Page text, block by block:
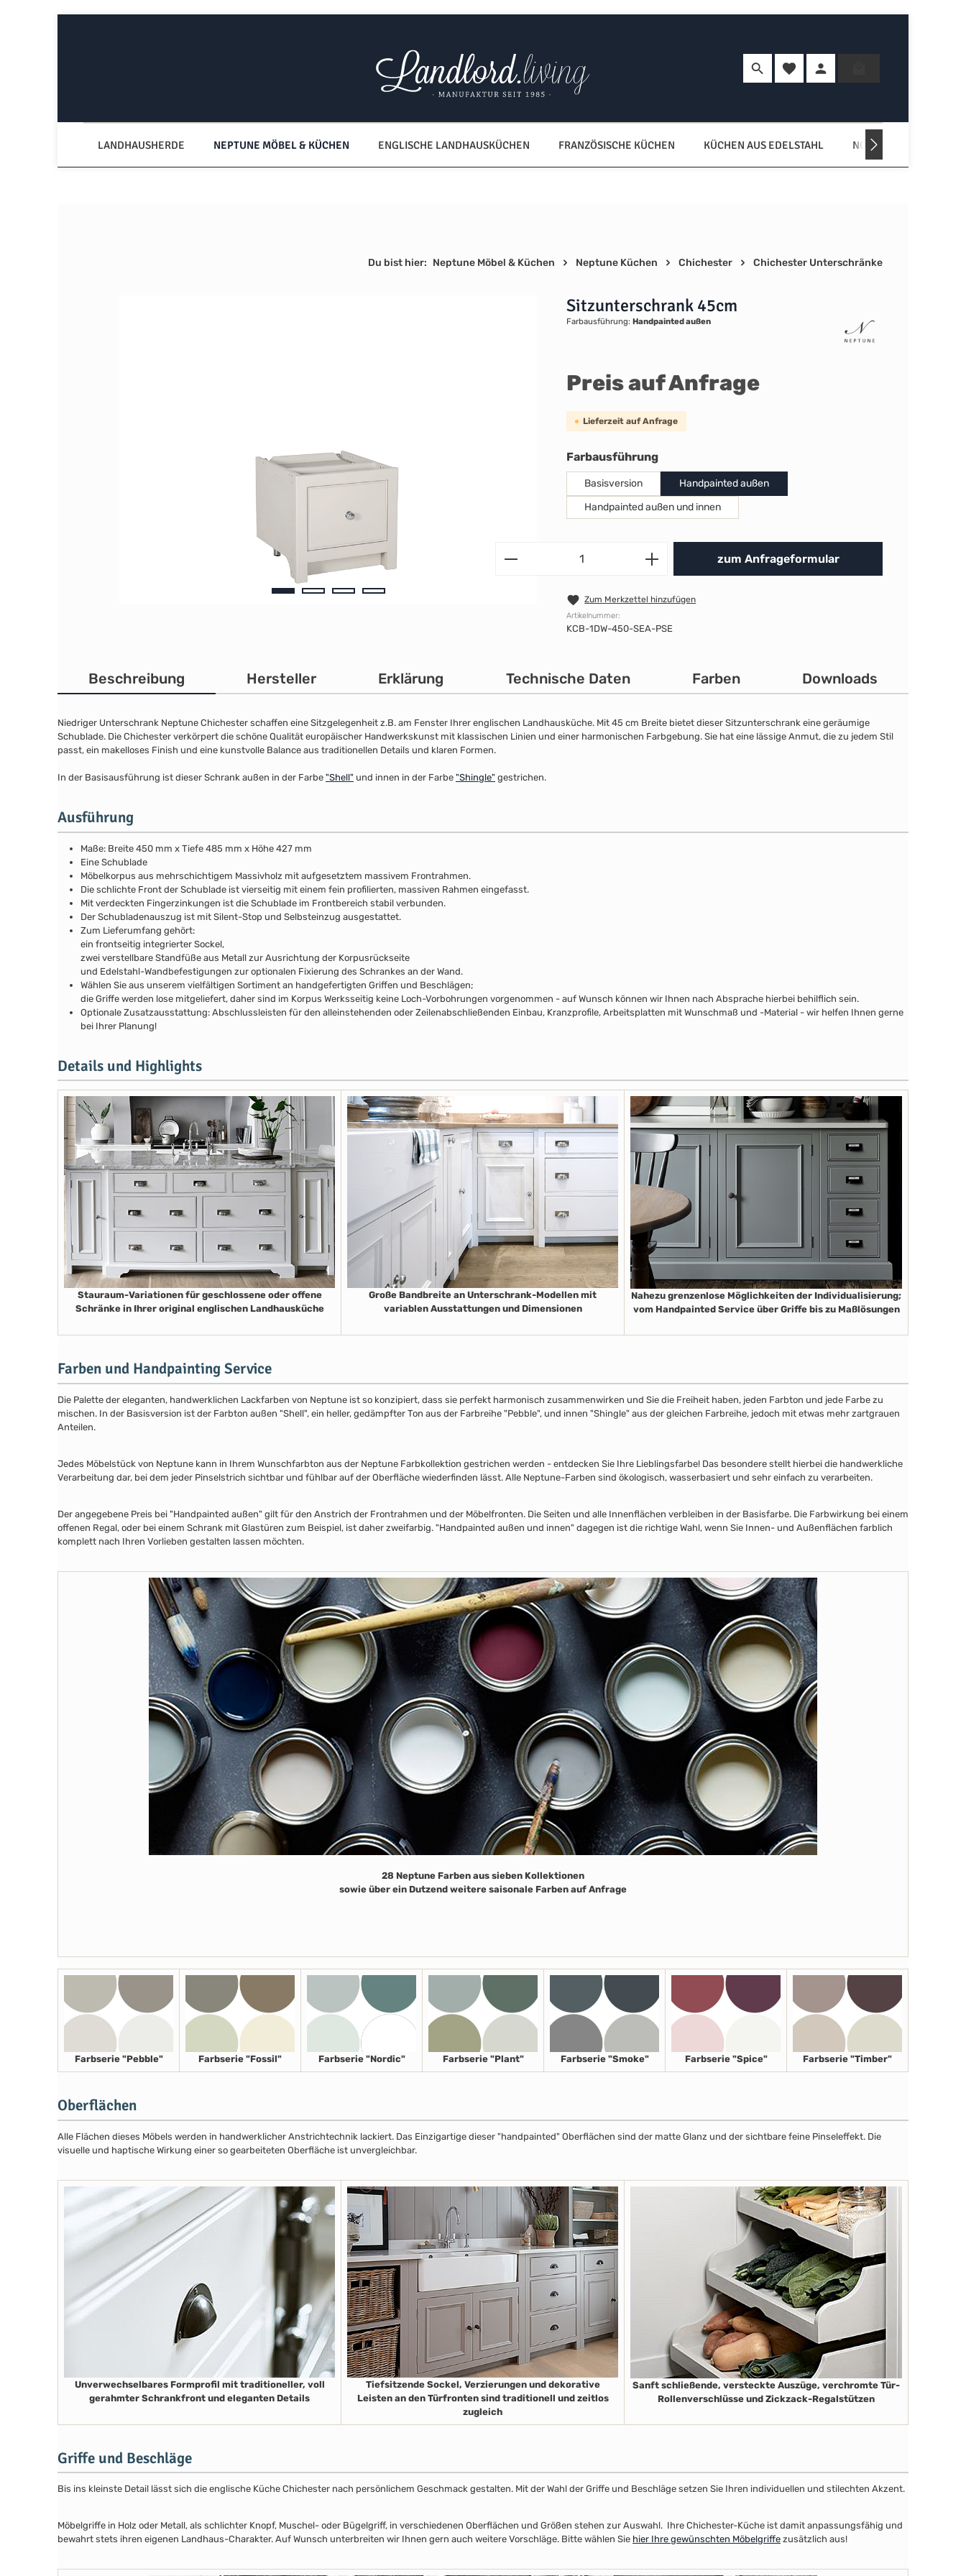
Du hast 0 Produkte auf dem Merkzettel
LANDHAUSHERDE NEPTUNE MÖBEL & KÜCHEN ENGLISCHE LANDHAUSKÜCHEN FRANZÖSISCHE KÜCHEN KÜCHEN AUS EDELSTAHL NORDISCHE KÜCHEN
Du bist hier: Neptune Möbel & Küchen Neptune Küchen Chichester Chichester Unterschränke
Sitzunterschrank 45cm
Farbausführung: Handpainted außen
Preis auf Anfrage
Lieferzeit auf Anfrage
Farbausführungauswählen
Basisversion
Handpainted außen
Handpainted außen und innen
Produkt Anzahl: Gib den
zum Anfrageformular
Zum Merkzettel hinzufügen
Artikelnummer:
KCB-1DW-450-SEA-PSE
Beschreibung Hersteller Erklärung Technische Daten Farben Downloads
Niedriger Unterschrank Neptune Chichester schaffen eine Sitzgelegenheit z.B. am Fenster Ihrer englischen Landhausküche. Mit 45 cm Breite bietet dieser Sitzunterschrank eine geräumige
Schublade. Die Chichester verkörpert die schöne Qualität europäischer Handwerkskunst mit klassischen Linien und einer harmonischen Farbgebung. Sie hat eine lässige Anmut, die zu jedem Stil
passt, ein makelloses Finish und eine kunstvolle Balance aus traditionellen Details und klaren Formen.
In der Basisausführung ist dieser Schrank außen in der Farbe "Shell" und innen in der Farbe "Shingle" gestrichen.
Ausführung
Maße: Breite 450 mm x Tiefe 485 mm x Höhe 427 mm
Eine Schublade
Möbelkorpus aus mehrschichtigem Massivholz mit aufgesetztem massivem Frontrahmen.
Die schlichte Front der Schublade ist vierseitig mit einem fein profilierten, massiven Rahmen eingefasst.
Mit verdeckten Fingerzinkungen ist die Schublade im Frontbereich stabil verbunden.
Der Schubladenauszug ist mit Silent-Stop und Selbsteinzug ausgestattet.
Zum Lieferumfang gehört:
ein frontseitig integrierter Sockel,
zwei verstellbare Standfüße aus Metall zur Ausrichtung der Korpusrückseite
und Edelstahl-Wandbefestigungen zur optionalen Fixierung des Schrankes an der Wand.
Wählen Sie aus unserem vielfältigen Sortiment an handgefertigten Griffen und Beschlägen;
die Griffe werden lose mitgeliefert, daher sind im Korpus Werksseitig keine Loch-Vorbohrungen vorgenommen - auf Wunsch können wir Ihnen nach Absprache hierbei behilflich sein.
Optionale Zusatzausstattung: Abschlussleisten für den alleinstehenden oder Zeilenabschließenden Einbau, Kranzprofile, Arbeitsplatten mit Wunschmaß und -Material - wir helfen Ihnen gerne
bei Ihrer Planung!
Details und Highlights
Stauraum-Variationen für geschlossene oder offene
Schränke in Ihrer original englischen Landhausküche
Große Bandbreite an Unterschrank-Modellen mit
variablen Ausstattungen und Dimensionen
Nahezu grenzenlose Möglichkeiten der Individualisierung;
vom Handpainted Service über Griffe bis zu Maßlösungen
Farben und Handpainting Service
Die Palette der eleganten, handwerklichen Lackfarben von Neptune ist so konzipiert, dass sie perfekt harmonisch zusammenwirken und Sie die Freiheit haben, jeden Farbton und jede Farbe zu
mischen. In der Basisversion ist der Farbton außen "Shell", ein heller, gedämpfter Ton aus der Farbreihe "Pebble", und innen "Shingle" aus der gleichen Farbreihe, jedoch mit etwas mehr zartgrauen
Anteilen.
Jedes Möbelstück von Neptune kann in Ihrem Wunschfarbton aus der Neptune Farbkollektion gestrichen werden - entdecken Sie Ihre Lieblingsfarbe! Das besondere stellt hierbei die handwerkliche
Verarbeitung dar, bei dem jeder Pinselstrich sichtbar und fühlbar auf der Oberfläche wiederfinden lässt. Alle Neptune-Farben sind ökologisch, wasserbasiert und sehr einfach zu verarbeiten.
Der angegebene Preis bei "Handpainted außen" gilt für den Anstrich der Frontrahmen und der Möbelfronten. Die Seiten und alle Innenflächen verbleiben in der Basisfarbe. Die Farbwirkung bei einem
offenen Regal, oder bei einem Schrank mit Glastüren zum Beispiel, ist daher zweifarbig. "Handpainted außen und innen" dagegen ist die richtige Wahl, wenn Sie Innen- und Außenflächen farblich
komplett nach Ihren Vorlieben gestalten lassen möchten.
28 Neptune Farben aus sieben Kollektionen
sowie über ein Dutzend weitere saisonale Farben auf Anfrage
Farbserie "Pebble" Farbserie "Fossil" Farbserie "Nordic" Farbserie "Plant" Farbserie "Smoke" Farbserie "Spice" Farbserie "Timber"
Oberflächen
Alle Flächen dieses Möbels werden in handwerklicher Anstrichtechnik lackiert. Das Einzigartige dieser "handpainted" Oberflächen sind der matte Glanz und der sichtbare feine Pinseleffekt. Die
visuelle und haptische Wirkung einer so gearbeiteten Oberfläche ist unvergleichbar.
Unverwechselbares Formprofil mit traditioneller, voll
gerahmter Schrankfront und eleganten Details
Tiefsitzende Sockel, Verzierungen und dekorative
Leisten an den Türfronten sind traditionell und zeitlos
zugleich
Sanft schließende, versteckte Auszüge, verchromte Tür-
Rollenverschlüsse und Zickzack-Regalstützen
Griffe und Beschläge
Bis ins kleinste Detail lässt sich die englische Küche Chichester nach persönlichem Geschmack gestalten. Mit der Wahl der Griffe und Beschläge setzen Sie Ihren individuellen und stilechten Akzent.
Möbelgriffe in Holz oder Metall, als schlichter Knopf, Muschel- oder Bügelgriff, in verschiedenen Oberflächen und Größen stehen zur Auswahl. Ihre Chichester-Küche ist damit anpassungsfähig und
bewahrt stets ihren eigenen Landhaus-Charakter. Auf Wunsch unterbreiten wir Ihnen gern auch weitere Vorschläge. Bitte wählen Sie hier Ihre gewünschten Möbelgriffe zusätzlich aus!